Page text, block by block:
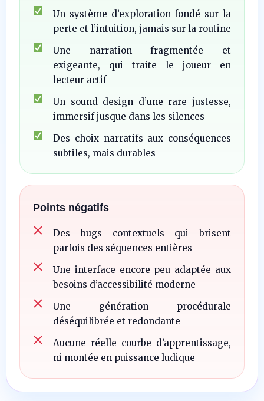
Un système d’exploration fondé sur la
perte et l’intuition, jamais sur la routine
Une narration fragmentée et
exigeante, qui traite le joueur en
lecteur actif
Un sound design d’une rare justesse,
immersif jusque dans les silences
Des choix narratifs aux conséquences
subtiles, mais durables
Points négatifs
Des bugs contextuels qui brisent
parfois des séquences entières
Une interface encore peu adaptée aux
besoins d’accessibilité moderne
Une génération procédurale
déséquilibrée et redondante
Aucune réelle courbe d’apprentissage,
ni montée en puissance ludique